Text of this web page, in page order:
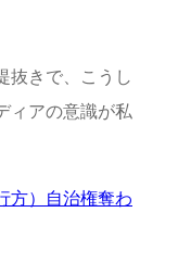
抜きで、こうし
ィアの意識が私
方）自治権奪わ